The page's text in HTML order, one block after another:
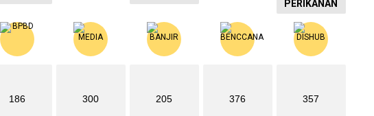
PERIKANAN
186 300 205 376 357